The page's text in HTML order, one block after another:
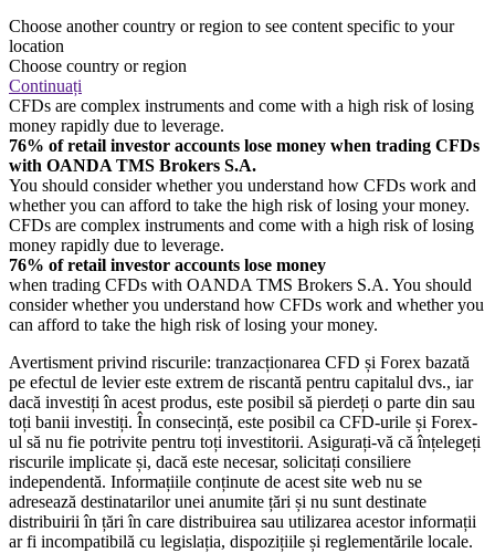
Choose another country or region to see content specific to your
location
Choose country or region
Continuați
CFDs are complex instruments and come with a high risk of losing
money rapidly due to leverage.
76% of retail investor accounts lose money when trading CFDs
with OANDA TMS Brokers S.A.
You should consider whether you understand how CFDs work and
whether you can afford to take the high risk of losing your money.
CFDs are complex instruments and come with a high risk of losing
money rapidly due to leverage.
76% of retail investor accounts lose money
when trading CFDs with OANDA TMS Brokers S.A. You should
consider whether you understand how CFDs work and whether you
can afford to take the high risk of losing your money.
Avertisment privind riscurile: tranzacționarea CFD și Forex bazată
pe efectul de levier este extrem de riscantă pentru capitalul dvs., iar
dacă investiți în acest produs, este posibil să pierdeți o parte din sau
toți banii investiți. În consecință, este posibil ca CFD-urile și Forex-
ul să nu fie potrivite pentru toți investitorii. Asigurați-vă că înțelegeți
riscurile implicate și, dacă este necesar, solicitați consiliere
independentă. Informațiile conținute de acest site web nu se
adresează destinatarilor unei anumite țări și nu sunt destinate
distribuirii în țări în care distribuirea sau utilizarea acestor informații
ar fi incompatibilă cu legislația, dispozițiile și reglementările locale.